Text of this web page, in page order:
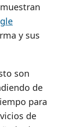
y sus
son
de
para
de